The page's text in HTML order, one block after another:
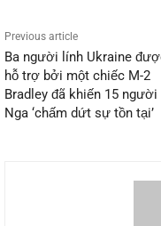
Previous article
Ba người lính Ukraine
hỗ trợ bởi một chiếc M-2
Bradley đã khiến 15 người
Nga ‘chấm dứt sự tồn tại’